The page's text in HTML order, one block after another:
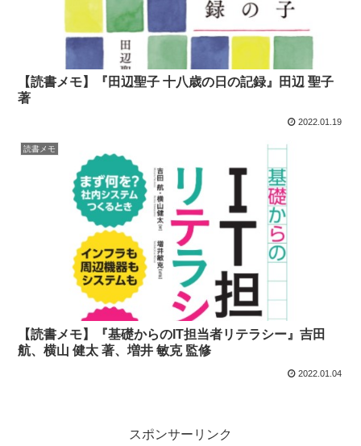
【読書メモ】『田辺聖子 十八歳の日の記録』田辺 聖子
著
2022.01.19
読書メモ
【読書メモ】『基礎からのIT担当者リテラシー』吉田
航、横山 健太 著、増井 敏克 監修
2022.01.04
スポンサーリンク